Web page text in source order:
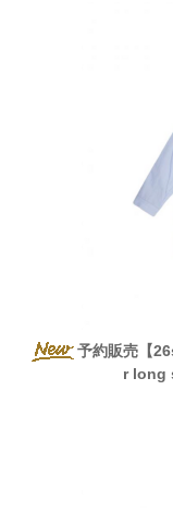
予約販売【
r long